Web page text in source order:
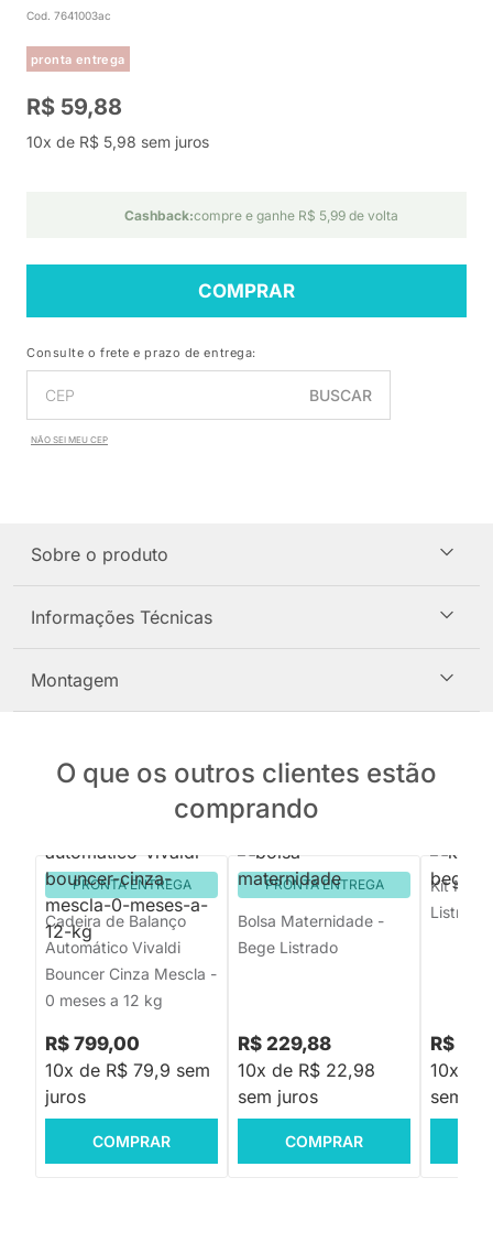
Cod. 7641003ac
pronta entrega
R$ 59,88
10x de R$ 5,98 sem juros
Cashback:compre e ganhe R$ 5,99 de volta
COMPRAR
Consulte o frete e prazo de entrega:
BUSCAR
NÃO SEI MEU CEP
Sobre o produto
Informações Técnicas
Montagem
O que os outros clientes estão
comprando
PRONTA ENTREGA
Cadeira de Balanço
Automático Vivaldi
Bouncer Cinza Mescla -
0 meses a 12 kg
R$ 799,00
10x de R$ 79,9 sem
juros
COMPRAR
PRONTA ENTREGA
Bolsa Maternidade -
Bege Listrado
R$ 229,88
10x de R$ 22,98
sem juros
COMPRAR
Kit
Listrado
R$
10x de
sem